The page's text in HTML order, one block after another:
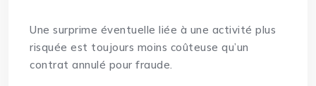
Une surprime éventuelle liée à une activité plus
risquée est toujours moins coûteuse qu’un
contrat annulé pour fraude.